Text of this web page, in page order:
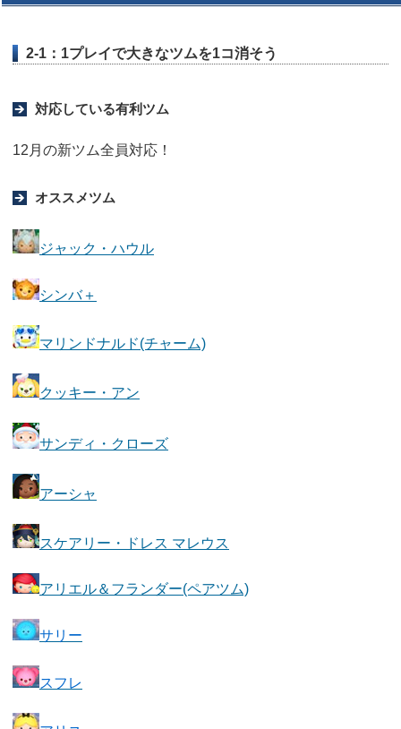
2-1：1プレイで大きなツムを1コ消そう
対応している有利ツム
12月の新ツム全員対応！
オススメツム
ジャック・ハウル
シンバ＋
マリンドナルド(チャーム)
クッキー・アン
サンディ・クローズ
アーシャ
スケアリー・ドレス マレウス
アリエル＆フランダー(ペアツム)
サリー
スフレ